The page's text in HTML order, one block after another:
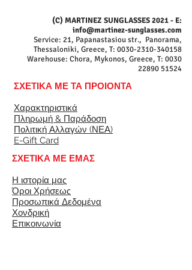
(C) MARTINEZ SUNGLASSES 2021 - E:
info@martinez-sunglasses.com
Service: 21, Papanastasiou str., Panorama,
Thessaloniki, Greece, T: 0030-2310-340158
Warehouse: Chora, Mykonos, Greece, T: 0030
22890 51524
ΣΧΕΤΙΚΑ ΜΕ ΤΑ ΠΡΟΙΟΝΤΑ
Χαρακτηριστικά
Πληρωμή & Παράδοση
Πολιτική Αλλαγών (ΝΕΑ)
E-Gift Card
ΣΧΕΤΙΚΑ ΜΕ ΕΜΑΣ
Η ιστορία μας
Όροι Χρήσεως
Προσωπικά Δεδομένα
Χονδρική
Επικοινωνία